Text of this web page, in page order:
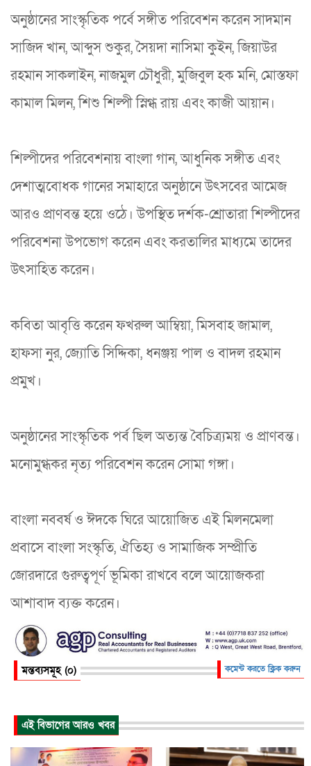
অনুষ্ঠানের সাংস্কৃতিক পর্বে সঙ্গীত পরিবেশন করেন সাদমান
সাজিদ খান, আব্দুস শুকুর, সৈয়দা নাসিমা কুইন, জিয়াউর
রহমান সাকলাইন, নাজমুল চৌধুরী, মুজিবুল হক মনি, মোস্তফা
কামাল মিলন, শিশু শিল্পী স্নিগ্ধ রায় এবং কাজী আয়ান।
শিল্পীদের পরিবেশনায় বাংলা গান, আধুনিক সঙ্গীত এবং
দেশাত্মবোধক গানের সমাহারে অনুষ্ঠানে উৎসবের আমেজ
আরও প্রাণবন্ত হয়ে ওঠে। উপস্থিত দর্শক-শ্রোতারা শিল্পীদের
পরিবেশনা উপভোগ করেন এবং করতালির মাধ্যমে তাদের
উৎসাহিত করেন।
কবিতা আবৃত্তি করেন ফখরুল আম্বিয়া, মিসবাহ জামাল,
হাফসা নুর, জ্যোতি সিদ্দিকা, ধনঞ্জয় পাল ও বাদল রহমান
প্রমুখ।
অনুষ্ঠানের সাংস্কৃতিক পর্ব ছিল অত্যন্ত বৈচিত্র্যময় ও প্রাণবন্ত।
মনোমুগ্ধকর নৃত্য পরিবেশন করেন সোমা গঙ্গা।
বাংলা নববর্ষ ও ঈদকে ঘিরে আয়োজিত এই মিলনমেলা
প্রবাসে বাংলা সংস্কৃতি, ঐতিহ্য ও সামাজিক সম্প্রীতি
জোরদারে গুরুত্বপূর্ণ ভূমিকা রাখবে বলে আয়োজকরা
আশাবাদ ব্যক্ত করেন।
মন্তব্যসমূহ (০) কমেন্ট করতে ক্লিক করুন
এই বিভাগের আরও খবর